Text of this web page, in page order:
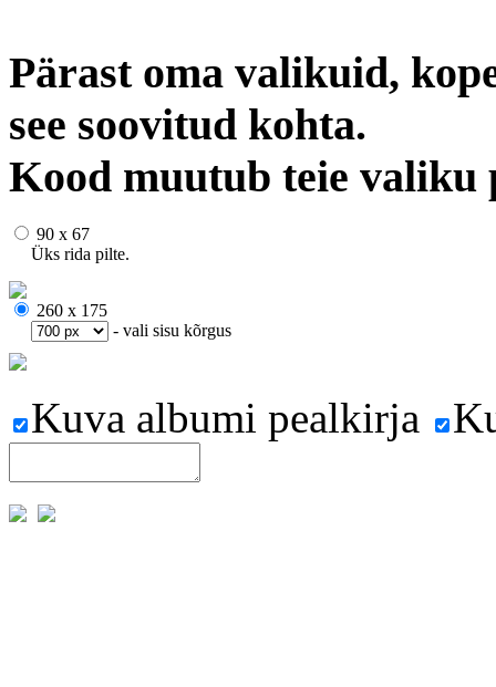
Pärast oma valikuid,
see soovitud kohta.
Kood muutub teie valiku
90 x 67
Üks rida pilte.
260 x 175
- vali sisu kõrgus
Kuva albumi pealkirja